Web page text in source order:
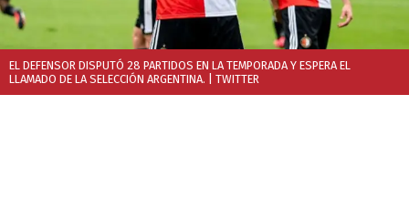
EL DEFENSOR DISPUTÓ 28 PARTIDOS EN LA TEMPORADA Y ESPERA EL
LLAMADO DE LA SELECCIÓN ARGENTINA. | TWITTER